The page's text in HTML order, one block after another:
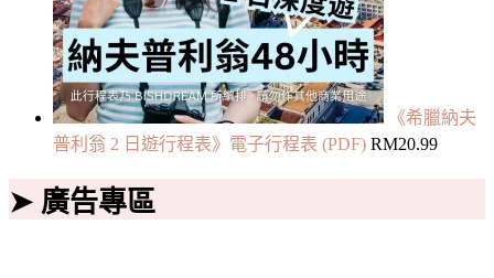
《希臘納夫
普利翁 2 日遊行程表》電子行程表 (PDF) RM20.99
➤ 廣告專區